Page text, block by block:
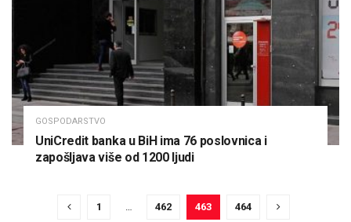
GOSPODARSTVO
UniCredit banka u BiH ima 76 poslovnica i
zapošljava više od 1200 ljudi
1 … 462 463 464